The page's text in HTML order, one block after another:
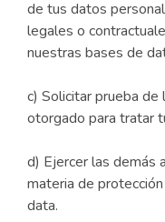
de tus datos
legales o
nuestras bases de
c) Solicitar prueba de
otorgado para tratar
d) Ejercer las demás
materia de
data.